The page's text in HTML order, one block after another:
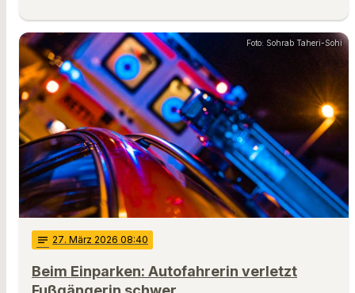
Foto: Sohrab Taheri-Sohi
notes 27. März 2026 08:40
Beim Einparken: Autofahrerin verletzt